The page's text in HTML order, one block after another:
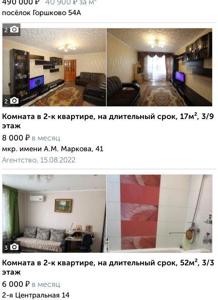
2
490 000 ₽ 40 900 ₽ за м²
посёлок Горшково 54А
2
Комната в 2-к квартире, на длительный срок, 17м², 3/9
этаж
8 000 ₽ в месяц
мкр. имени А.М. Маркова, 41
Агентство, 15.08.2022
3
Комната в 2-к квартире, на длительный срок, 52м², 3/3
этаж
6 000 ₽ в месяц
2-я Центральная 14